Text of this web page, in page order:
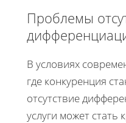
Проблемы
В условиях
где конкуренция
отсутствие
услуги может